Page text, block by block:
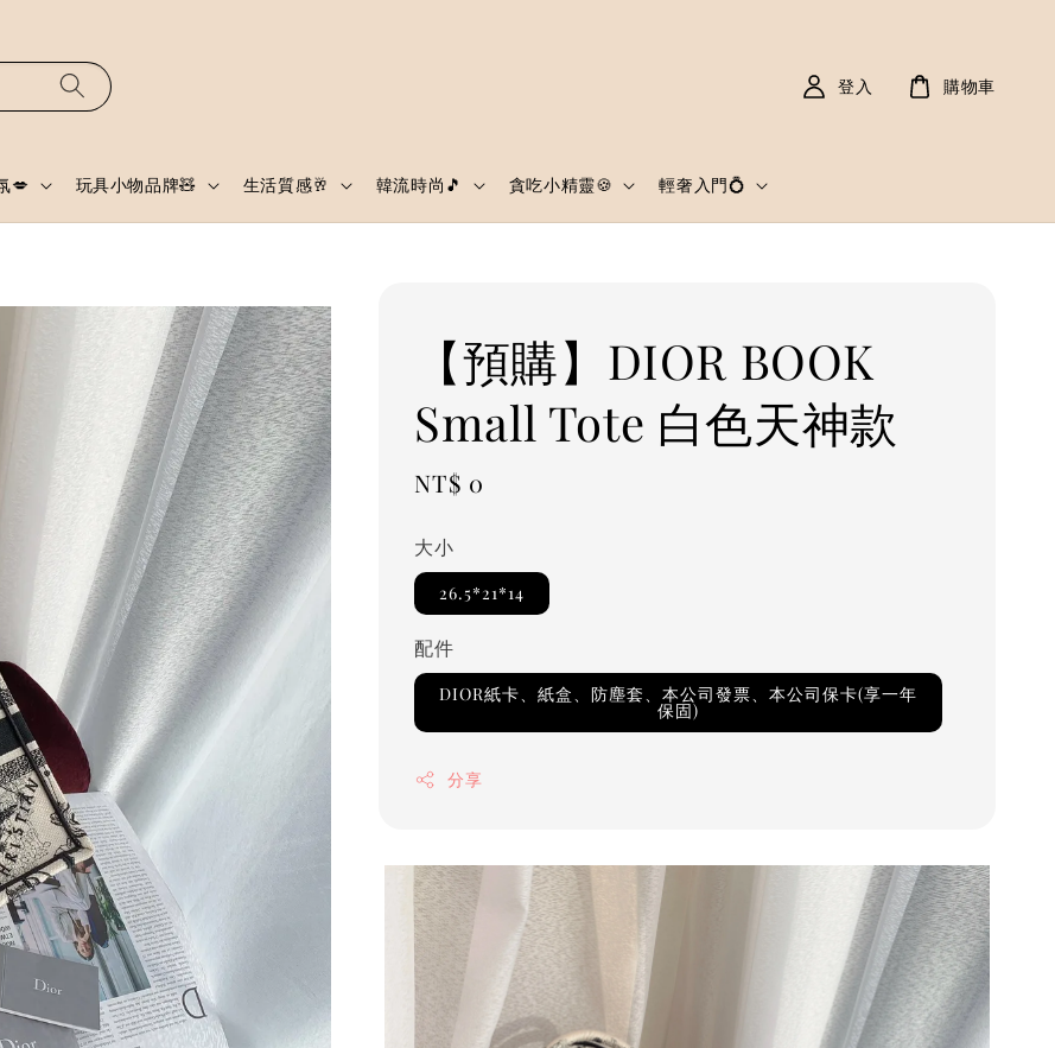
💋 玩具小物品牌🧸 生活質感🥂 韓流時尚🎵 貪吃小精靈🍪 輕奢入門💍
登入 購物車
【預購】DIOR BOOK
Small Tote 白色天神款
Regular
NT$ 0
大小
26.5*21*14
配件
DIOR紙卡、紙盒、防塵套、本公司發票、本公司保卡(享一年
保固)
分享